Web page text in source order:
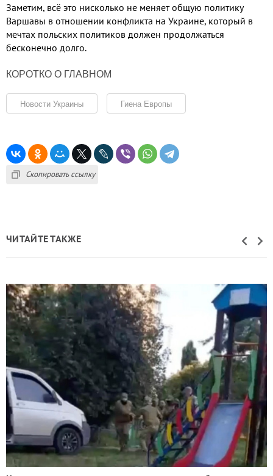
Заметим, всё это нисколько не меняет общую политику
Варшавы в отношении конфликта на Украине, который в
мечтах польских политиков должен продолжаться
бесконечно долго.
КОРОТКО О ГЛАВНОМ
Новости Украины Гиена Европы
Скопировать ссылку
ЧИТАЙТЕ ТАКЖЕ